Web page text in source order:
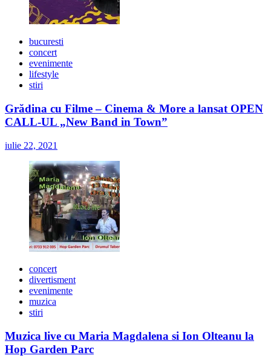
bucuresti
concert
evenimente
lifestyle
stiri
Grădina cu Filme – Cinema & More a lansat OPEN
CALL-UL „New Band in Town”
iulie 22, 2021
concert
divertisment
evenimente
muzica
stiri
Muzica live cu Maria Magdalena si Ion Olteanu la
Hop Garden Parc